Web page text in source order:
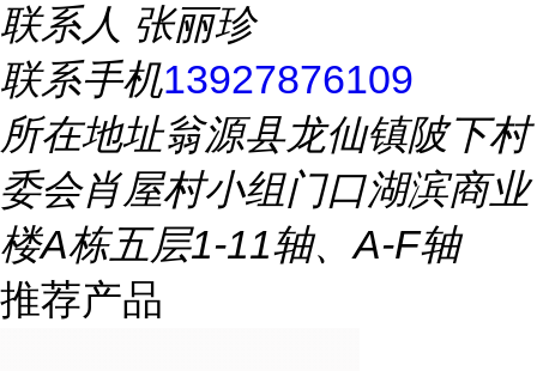
联系人 张丽珍
联系手机13927876109
所在地址翁源县龙仙镇陂下村
委会肖屋村小组门口湖滨商业
楼A栋五层1-11轴、A-F轴
推荐产品